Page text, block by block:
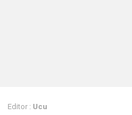
Editor : Ucu